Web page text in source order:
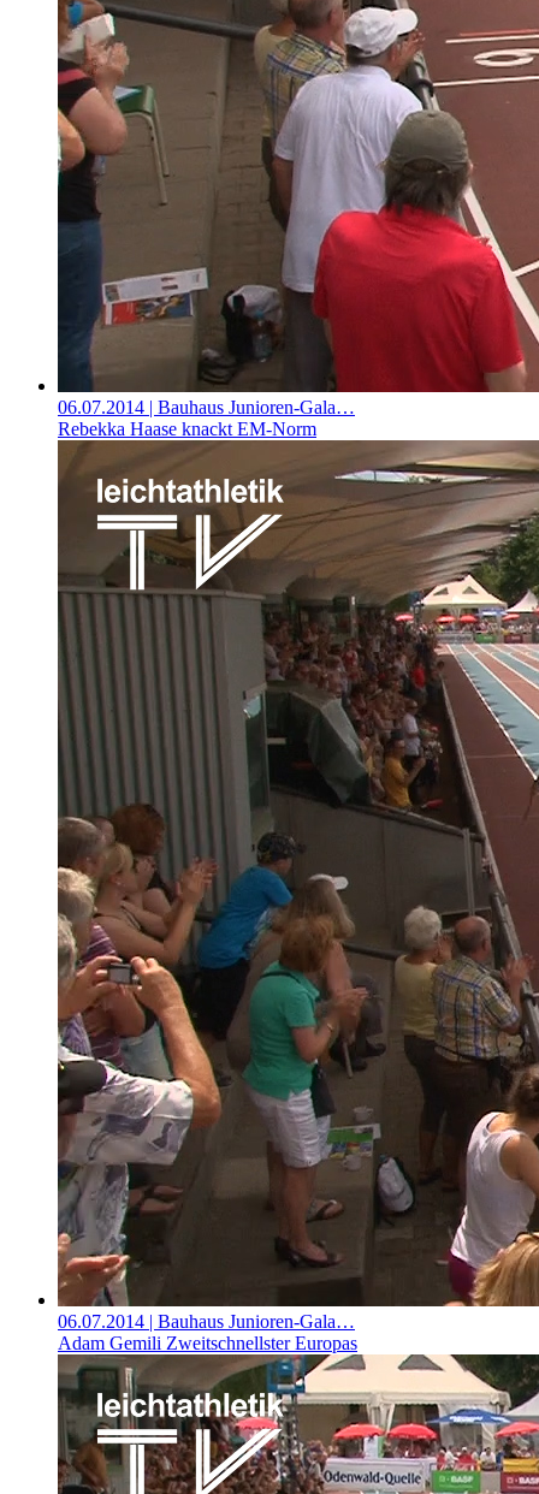
06.07.2014 | Bauhaus Junioren-Gala…
Rebekka Haase knackt EM-Norm
06.07.2014 | Bauhaus Junioren-Gala…
Adam Gemili Zweitschnellster Europas